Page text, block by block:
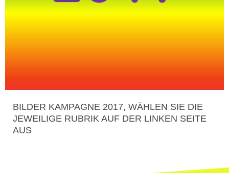
BILDER KAMPAGNE 2017, WÄHLEN SIE DIE
JEWEILIGE RUBRIK AUF DER LINKEN SEITE
AUS